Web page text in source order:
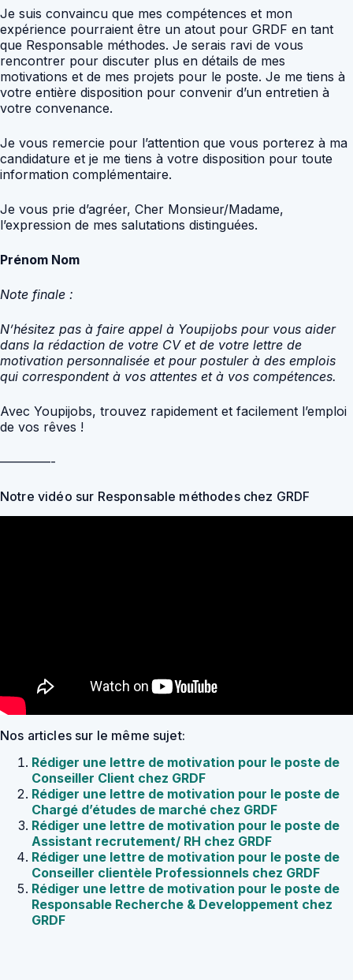
Je suis convaincu que mes compétences et mon
expérience pourraient être un atout pour GRDF en tant
que Responsable méthodes. Je serais ravi de vous
rencontrer pour discuter plus en détails de mes
motivations et de mes projets pour le poste. Je me tiens à
votre entière disposition pour convenir d’un entretien à
votre convenance.
Je vous remercie pour l’attention que vous porterez à ma
candidature et je me tiens à votre disposition pour toute
information complémentaire.
Je vous prie d’agréer, Cher Monsieur/Madame,
l’expression de mes salutations distinguées.
Prénom Nom
Note finale :
N’hésitez pas à faire appel à Youpijobs pour vous aider
dans la rédaction de votre CV et de votre lettre de
motivation personnalisée et pour postuler à des emplois
qui correspondent à vos attentes et à vos compétences.
Avec Youpijobs, trouvez rapidement et facilement l’emploi
de vos rêves !
————-
Notre vidéo sur Responsable méthodes chez GRDF
Nos articles sur le même sujet:
Rédiger une lettre de motivation pour le poste de
Conseiller Client chez GRDF
Rédiger une lettre de motivation pour le poste de
Chargé d’études de marché chez GRDF
Rédiger une lettre de motivation pour le poste de
Assistant recrutement/ RH chez GRDF
Rédiger une lettre de motivation pour le poste de
Conseiller clientèle Professionnels chez GRDF
Rédiger une lettre de motivation pour le poste de
Responsable Recherche & Developpement chez
GRDF